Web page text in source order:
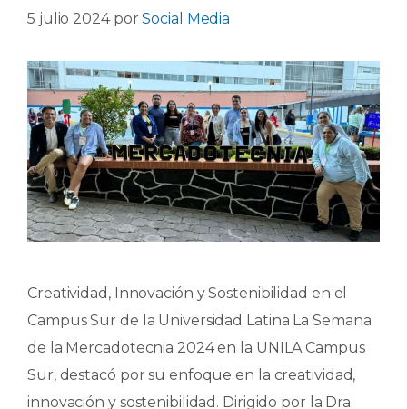
5 julio 2024 porSocial Media
Creatividad, Innovación y Sostenibilidad en el
Campus Sur de la Universidad Latina La Semana
de la Mercadotecnia 2024 en la UNILA Campus
Sur, destacó por su enfoque en la creatividad,
innovación y sostenibilidad. Dirigido por la Dra.